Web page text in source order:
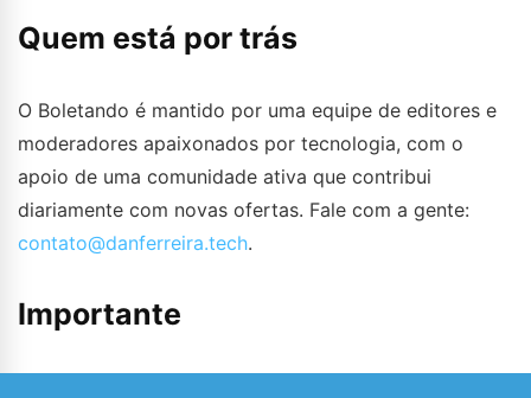
Quem está por trás
O Boletando é mantido por uma equipe de editores e
moderadores apaixonados por tecnologia, com o
apoio de uma comunidade ativa que contribui
diariamente com novas ofertas. Fale com a gente:
contato@danferreira.tech.
Importante